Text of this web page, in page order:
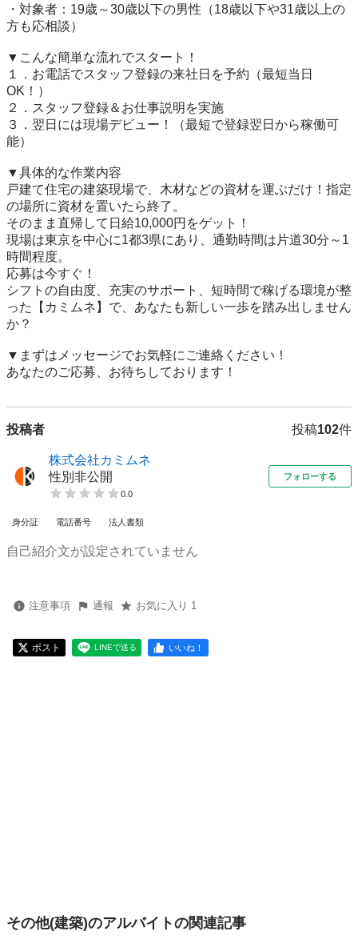
・対象者：19歳～30歳以下の男性（18歳以下や31歳以上の
方も応相談）
▼こんな簡単な流れでスタート！
１．お電話でスタッフ登録の来社日を予約（最短当日
OK！）
２．スタッフ登録＆お仕事説明を実施
３．翌日には現場デビュー！（最短で登録翌日から稼働可
能）
▼具体的な作業内容
戸建て住宅の建築現場で、木材などの資材を運ぶだけ！指定
の場所に資材を置いたら終了。
そのまま直帰して日給10,000円をゲット！
現場は東京を中心に1都3県にあり、通勤時間は片道30分～1
時間程度。
応募は今すぐ！
シフトの自由度、充実のサポート、短時間で稼げる環境が整
った【カミムネ】で、あなたも新しい一歩を踏み出しません
か？
▼まずはメッセージでお気軽にご連絡ください！
あなたのご応募、お待ちしております！
投稿者 投稿102件
株式会社カミムネ
性別非公開
0.0
フォローする
身分証 電話番号 法人書類
自己紹介文が設定されていません
注意事項 通報 お気に入り 1
ポスト LINEで送る いいね！
その他(建築)のアルバイトの関連記事